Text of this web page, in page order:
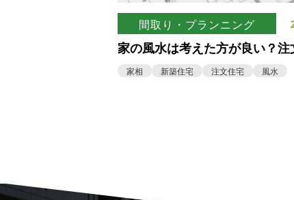
間取り・プランニング
家の風水は考えた方が良い？
おきたい風水の基本
家相 新築住宅 注文住宅 風水